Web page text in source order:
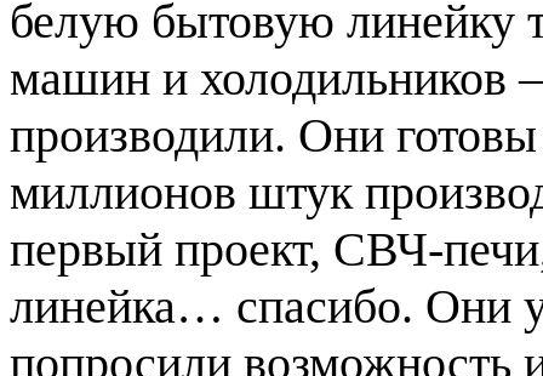
белую бытовую линейку
машин и холодильников
производили. Они готовы
миллионов штук
первый проект, СВЧ-
линейка… спасибо. Они
попросили возможность